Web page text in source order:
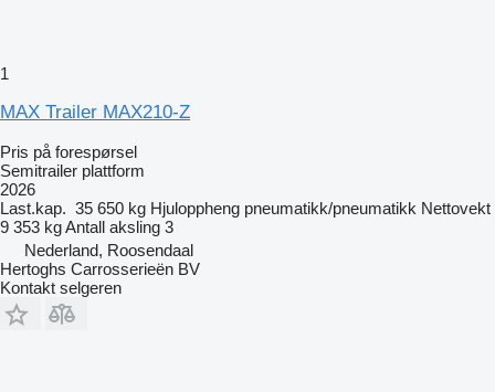
1
MAX Trailer MAX210-Z
Pris på forespørsel
Semitrailer plattform
2026
Last.kap. 35 650 kg Hjuloppheng pneumatikk/pneumatikk Nettovekt
9 353 kgAntall aksling 3
Nederland, Roosendaal
Hertoghs Carrosserieën BV
Kontakt selgeren